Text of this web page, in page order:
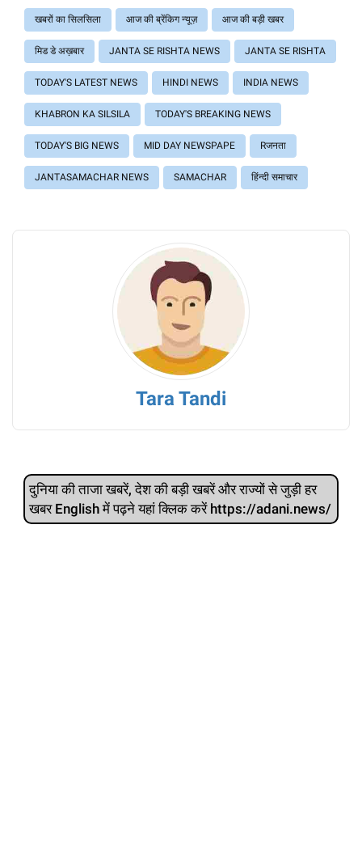
खबरों का सिलसिला आज की ब्रेंकिग न्यूज़ आज की बड़ी खबर
मिड डे अख़बार JANTA SE RISHTA NEWS JANTA SE RISHTA
TODAY'S LATEST NEWS HINDI NEWS INDIA NEWS
KHABRON KA SILSILA TODAY'S BREAKING NEWS
TODAY'S BIG NEWS MID DAY NEWSPAPE Rजनता
JANTASAMACHAR NEWS SAMACHAR हिंन्दी समाचार
Tara Tandi
दुनिया की ताजा खबरें, देश की बड़ी खबरें और राज्‍यों से जुड़ी हर
खबर English में पढ़ने यहां क्लिक करें https://adani.news/